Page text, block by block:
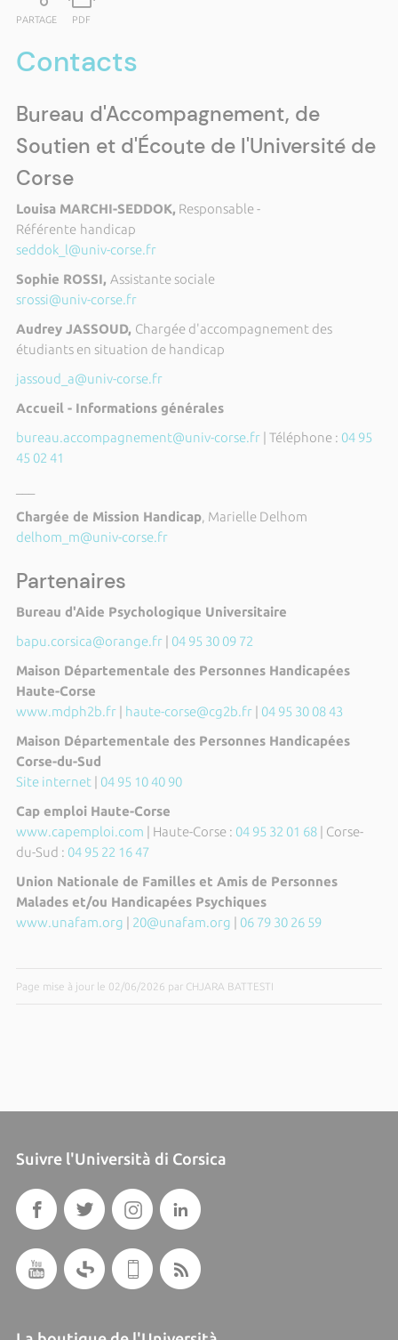
PARTAGE PDF
Contacts
Bureau d'Accompagnement, de
Soutien et d'Écoute de l'Université de
Corse
Louisa MARCHI-SEDDOK, Responsable -
Référente handicap
seddok_l@univ-corse.fr
Sophie ROSSI, Assistante sociale
srossi@univ-corse.fr
Audrey JASSOUD, Chargée d'accompagnement des
étudiants en situation de handicap
jassoud_a@univ-corse.fr
Accueil - Informations générales
bureau.accompagnement@univ-corse.fr| Téléphone : 04 95
45 02 41
Chargée de Mission Handicap, Marielle Delhom
delhom_m@univ-corse.fr
Partenaires
Bureau d'Aide Psychologique Universitaire
bapu.corsica@orange.fr| 04 95 30 09 72
Maison Départementale des Personnes Handicapées
Haute-Corse
www.mdph2b.fr| haute-corse@cg2b.fr| 04 95 30 08 43
Maison Départementale des Personnes Handicapées
Corse-du-Sud
Site internet| 04 95 10 40 90
Cap emploi Haute-Corse
www.capemploi.com | Haute-Corse : 04 95 32 01 68| Corse-
du-Sud : 04 95 22 16 47
Union Nationale de Familles et Amis de Personnes
Malades et/ou Handicapées Psychiques
www.unafam.org
20@unafam.org 06 79 30 26 59
Page mise à jour le 02/06/2026 par CHJARA BATTESTI
Suivre l'Università di Corsica